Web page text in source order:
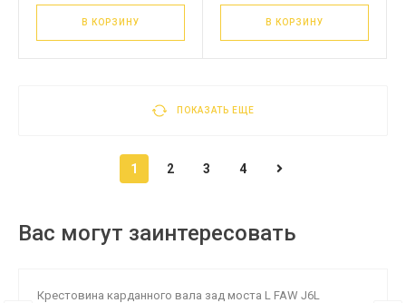
В КОРЗИНУ В КОРЗИНУ
ПОКАЗАТЬ ЕЩЕ
1 2 3 4
Вас могут заинтересовать
Крестовина карданного вала зад моста L FAW J6L